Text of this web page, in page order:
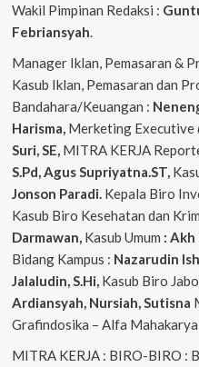
Wakil Pimpinan Redaksi :
Febriansyah.
Manager Iklan, Pemasaran &
Kasub Iklan, Pemasaran dan
Bandahara/Keuangan :
Harisma, Merketing Executive
Suri, SE, MITRA KERJA
S.Pd, AgusSupriyatna.ST,
Jonson Paradi. Kepala Biro
Kasub Biro Kesehatan dan
Darmawan, Kasub Umum : Akh
Bidang Kampus : Nazarudin
Jalaludin, S.Hi, Kasub Biro
Ardiansyah, Nursiah, Sutisna
Grafindosika – Alfa
MITRA KERJA : BIRO-BIRO :